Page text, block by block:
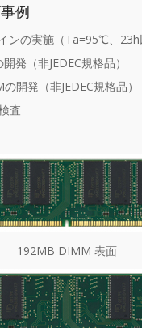
例
ンの実施（Ta=95℃、23h
発（非JEDEC規格品）
開発（非JEDEC規格品）
査
192MB DIMM 表面